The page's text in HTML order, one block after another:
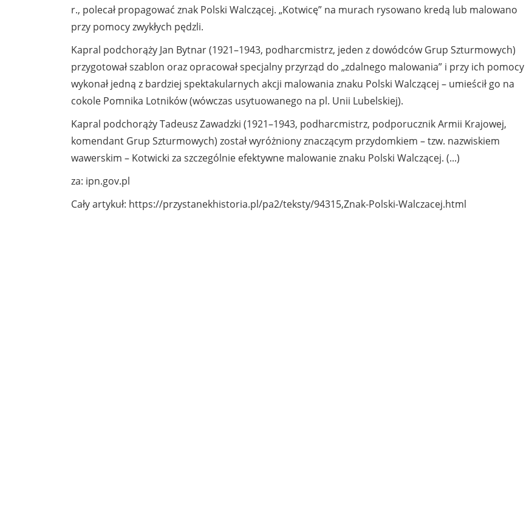
r., polecał propagować znak Polski Walczącej. „Kotwicę” na murach rysowano kredą lub malowano
przy pomocy zwykłych pędzli.
Kapral podchorąży Jan Bytnar (1921–1943, podharcmistrz, jeden z dowódców Grup Szturmowych)
przygotował szablon oraz opracował specjalny przyrząd do „zdalnego malowania” i przy ich pomocy
wykonał jedną z bardziej spektakularnych akcji malowania znaku Polski Walczącej – umieścił go na
cokole Pomnika Lotników (wówczas usytuowanego na pl. Unii Lubelskiej).
Kapral podchorąży Tadeusz Zawadzki (1921–1943, podharcmistrz, podporucznik Armii Krajowej,
komendant Grup Szturmowych) został wyróżniony znaczącym przydomkiem – tzw. nazwiskiem
wawerskim – Kotwicki za szczególnie efektywne malowanie znaku Polski Walczącej. (...)
za: ipn.gov.pl
Cały artykuł: https://przystanekhistoria.pl/pa2/teksty/94315,Znak-Polski-Walczacej.html